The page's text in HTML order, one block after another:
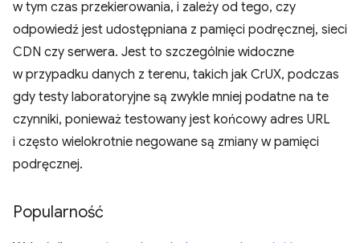
w tym czas przekierowania, i zależy od tego, czy
odpowiedź jest udostępniana z pamięci podręcznej, sieci
CDN czy serwera. Jest to szczególnie widoczne
w przypadku danych z terenu, takich jak CrUX, podczas
gdy testy laboratoryjne są zwykle mniej podatne na te
czynniki, ponieważ testowany jest końcowy adres URL
i często wielokrotnie negowane są zmiany w pamięci
podręcznej.
Popularność